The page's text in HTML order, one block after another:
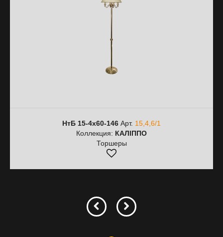
НтБ 15-4х60-146 Арт. 15,4,6/1
Коллекция: КАЛІППО
Торшеры